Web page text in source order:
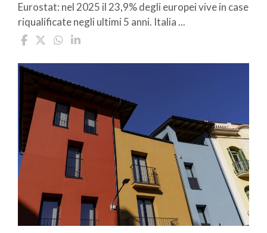
Eurostat: nel 2025 il 23,9% degli europei vive in case
riqualificate negli ultimi 5 anni. Italia ...